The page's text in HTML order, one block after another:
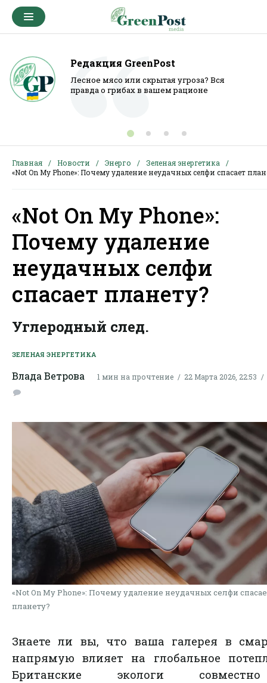
Редакция GreenPost
Лесное мясо или скрытая угроза? Вся
правда о грибах в вашем рационе
Главная Новости Энерго
Зеленая энергетика
«Not On My Phone»: Почему удаление неудачных селфи спасает
«Not On My Phone»:
Почему удаление
неудачных селфи
спасает планету?
Углеродный след.
ЗЕЛЕНАЯ ЭНЕРГЕТИКА
Влада Ветрова 1 мин на прочтение 22 Марта 2026, 22:53
«Not On My Phone»: Почему удаление неудачных селфи
планету?
Знаете ли вы, что ваша галерея в
напрямую влияет на глобальное
Британские экологи